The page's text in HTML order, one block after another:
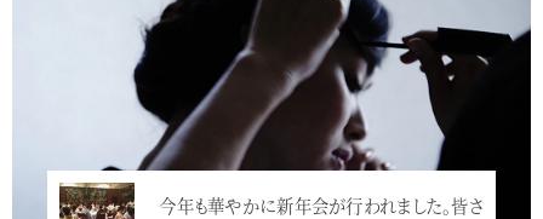
今年も華やかに新年会が行われました。皆さ